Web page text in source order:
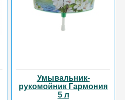
Умывальник-
рукомойник Гармония
5 л